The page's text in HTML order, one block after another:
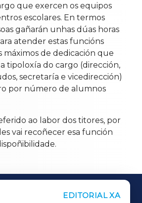
que exercen os equipos
escolares. En termos
gañarán unhas dúas horas
atender estas funcións
máximos de dedicación que
tipoloxía do cargo (dirección,
secretaría e vicedirección)
por número de alumnos
ao labor dos titores, por
vai recoñecer esa función
EDITORIAL XA